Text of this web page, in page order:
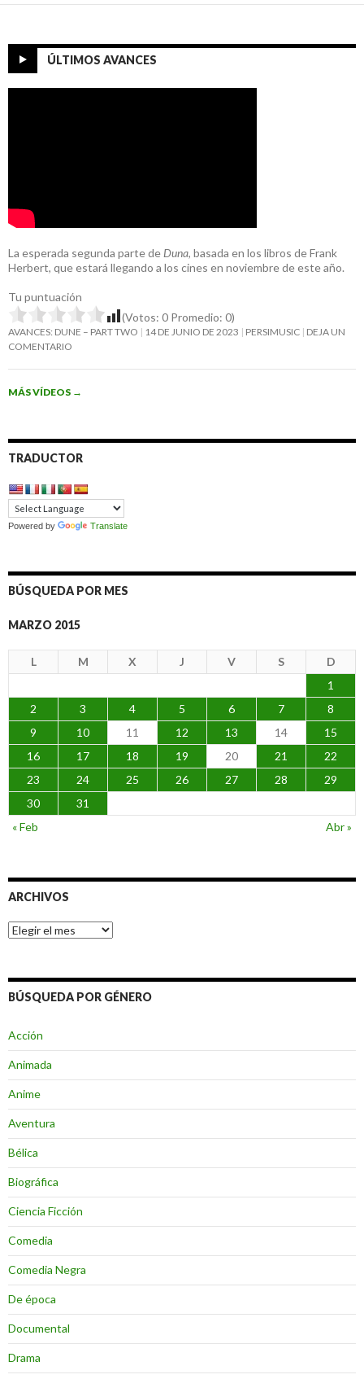
ÚLTIMOS AVANCES
La esperada segunda parte de Duna, basada en los libros de Frank
Herbert, que estará llegando a los cines en noviembre de este año.
Tu puntuación
(Votos: 0 Promedio: 0)
AVANCES: DUNE – PART TWO 14 DE JUNIO DE 2023 PERSIMUSIC DEJA UN
COMENTARIO
MÁS VÍDEOS →
TRADUCTOR
Powered by Translate
BÚSQUEDA POR MES
MARZO 2015
L M X J V S
D
1
2
3 4 5 6 7
8
9
10 11 12 13 14
15
16
17 18 19 20 21
22
23
24 25 26 27 28
29
30
31
« Feb
Abr »
ARCHIVOS
Archivos
BÚSQUEDA POR GÉNERO
Acción
Animada
Anime
Aventura
Bélica
Biográfica
Ciencia Ficción
Comedia
Comedia Negra
De época
Documental
Drama